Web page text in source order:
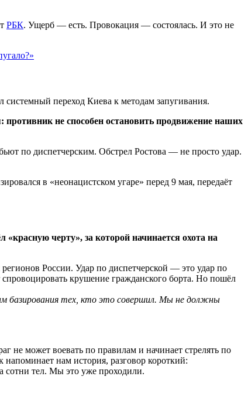
РБК. Ущерб — есть. Провокация — состоялась. И это не
переход Киева к методам запугивания.
не способен остановить продвижение наших
по диспетчерским. Обстрел Ростова — не просто удар.
в «неонацистском угаре» перед 9 мая, передаёт
черту», за которой начинается охота на
России. Удар по диспетчерской — это удар по
крушение гражданского борта. Но пошёл
базирования тех, кто это совершил. Мы не должны
не может воевать по правилам и начинает стрелять по
нам история, разговор короткий:
сотни тел. Мы это уже проходили.